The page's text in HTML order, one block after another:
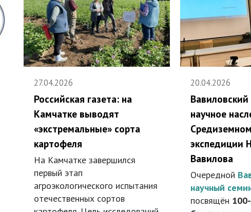
27.04.2026
Российская газета: на
Камчатке выводят
«экстремальные» сорта
картофеля
На Камчатке завершился
первый этап
агроэкологического испытания
отечественных сортов
20.04.2026
научное
экспедиции
Вавилова
Очередной
научный
посвящён